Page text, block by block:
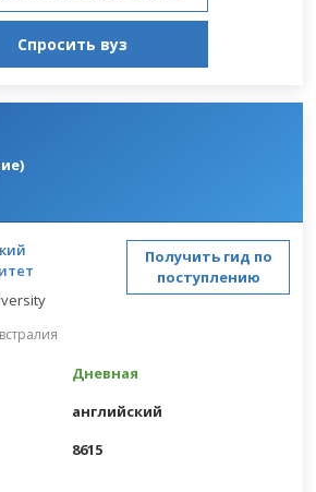
Спросить вуз
Получить гид по
поступлению
Дневная
английский
8615